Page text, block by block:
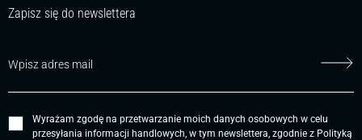
Zapisz się do newslettera
Wyrażam zgodę na przetwarzanie moich danych osobowych w celu
przesyłania informacji handlowych, w tym newslettera, zgodnie z Polityką